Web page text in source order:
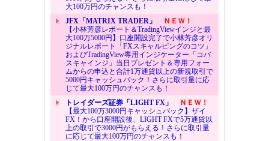
大100万円のチャンスも！
JFX「MATRIX TRADER」
ＮＥＷ！
【小林芳彦レポート＆TradingViewインジと最
大100万5000円】口座開設完了で小林芳彦オリ
ジナルレポート「FXスキャルピングのコツ」
およびTradingView専用インジケーター「コバ
スキャインジ」当日プレゼント＆専用フォー
ムからの申込と合計1万通貨以上の新規取引で
5000円キャッシュバック！さらに取引量に応
じて最大100万円のチャンスも！
トレイダーズ証券「LIGHT FX」
ＮＥＷ！
【最大100万3000円キャッシュバック】ザイ
FX！から口座開設後、LIGHT FXで5万通貨以
上の取引で3000円がもらえる！さらに取引量
に応じて最大100万円のチャンスも！